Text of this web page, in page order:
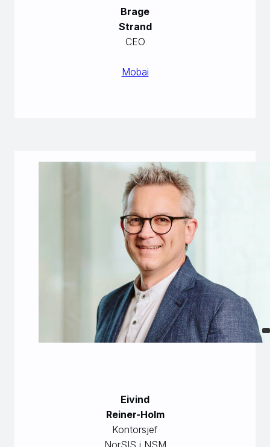
Brage
Strand
CEO
Mobai
Eivind
Reiner-Holm
Kontorsjef